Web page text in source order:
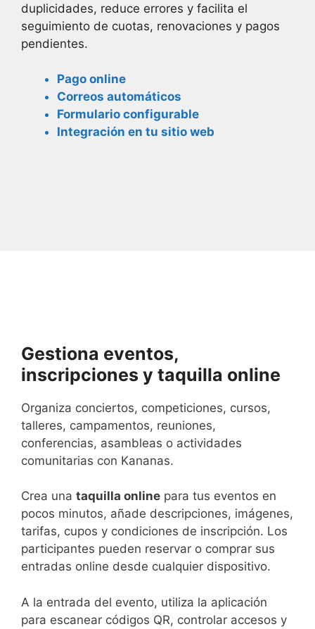
duplicidades, reduce errores y facilita el
seguimiento de cuotas, renovaciones y pagos
pendientes.
Pago online
Correos automáticos
Formulario configurable
Integración en tu sitio web
Gestiona eventos,
inscripciones y taquilla online
Organiza conciertos, competiciones, cursos,
talleres, campamentos, reuniones,
conferencias, asambleas o actividades
comunitarias con Kananas.
Crea una taquilla online para tus eventos en
pocos minutos, añade descripciones, imágenes,
tarifas, cupos y condiciones de inscripción. Los
participantes pueden reservar o comprar sus
entradas online desde cualquier dispositivo.
A la entrada del evento, utiliza la aplicación
para escanear códigos QR, controlar accesos y